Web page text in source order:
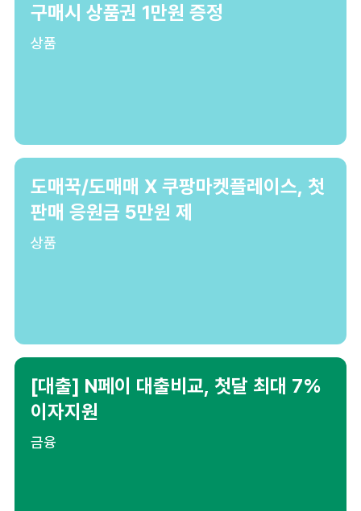
구매시 상품권 1만원 증정
상품
도매꾹/도매매 X 쿠팡마켓플레이스, 첫
판매 응원금 5만원 제
상품
[대출] N페이 대출비교, 첫달 최대 7%
이자지원
금융